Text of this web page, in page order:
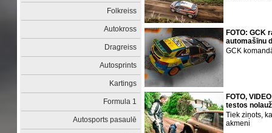
Folkreiss
Autokross
Dragreiss
Autosprints
Kartings
Formula 1
Autosports pasaulē
FOTO: GCK
automašīnu
GCK
FOTO,
testos
Tiek ziņots,
akmeni